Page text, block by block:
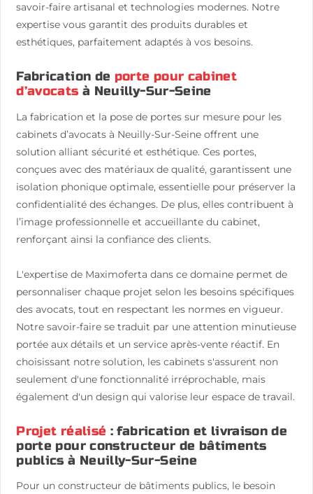
savoir-faire artisanal et technologies modernes. Notre
expertise vous garantit des produits durables et
esthétiques, parfaitement adaptés à vos besoins.
Fabrication de porte pour cabinet
d’avocats à Neuilly-Sur-Seine
La fabrication et la pose de portes sur mesure pour les
cabinets d’avocats à Neuilly-Sur-Seine offrent une
solution alliant sécurité et esthétique. Ces portes,
conçues avec des matériaux de qualité, garantissent une
isolation phonique optimale, essentielle pour préserver la
confidentialité des échanges. De plus, elles contribuent à
l’image professionnelle et accueillante du cabinet,
renforçant ainsi la confiance des clients.
L'expertise de Maximoferta dans ce domaine permet de
personnaliser chaque projet selon les besoins spécifiques
des avocats, tout en respectant les normes en vigueur.
Notre savoir-faire se traduit par une attention minutieuse
portée aux détails et un service après-vente réactif. En
choisissant notre solution, les cabinets s'assurent non
seulement d'une fonctionnalité irréprochable, mais
également d'un design qui valorise leur espace de travail.
Projet réalisé : fabrication et livraison de
porte pour constructeur de bâtiments
publics à Neuilly-Sur-Seine
Pour un constructeur de bâtiments publics, le besoin